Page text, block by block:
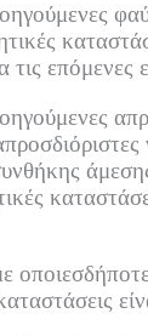
τις
άμεσης